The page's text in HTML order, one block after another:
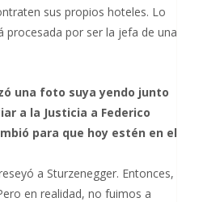
sus propios hoteles. Lo
procesada por ser la jefa de una
una foto suya yendo junto
a la Justicia a Federico
para que hoy estén en el
a Sturzenegger. Entonces,
en realidad, no fuimos a